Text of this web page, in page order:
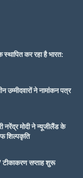
स्थापित कर रहा है भारत:
उम्मीदवारों ने नामांकन पत्र
नरेंद्र मोदी ने न्यूजीलैंड के
शिल्पकृति
सप्ताह शुरू